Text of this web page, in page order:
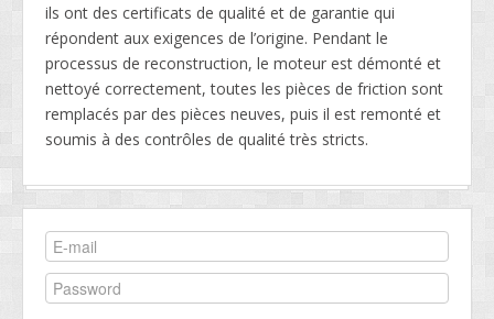
ils ont des certificats de qualité et de garantie qui
répondent aux exigences de l’origine. Pendant le
processus de reconstruction, le moteur est démonté et
nettoyé correctement, toutes les pièces de friction sont
remplacés par des pièces neuves, puis il est remonté et
soumis à des contrôles de qualité très stricts.